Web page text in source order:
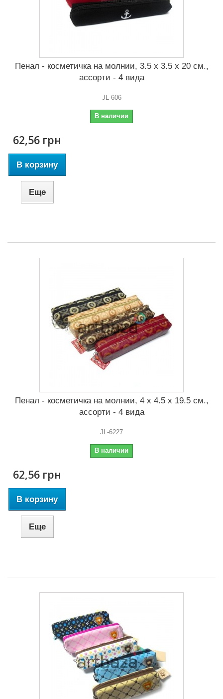
Пенал - косметичка на молнии, 3.5 x 3.5 x 20 см.,
ассорти - 4 вида
JL-606
В наличии
62,56 грн
В корзину
Еще
Пенал - косметичка на молнии, 4 x 4.5 x 19.5 см.,
ассорти - 4 вида
JL-6227
В наличии
62,56 грн
В корзину
Еще